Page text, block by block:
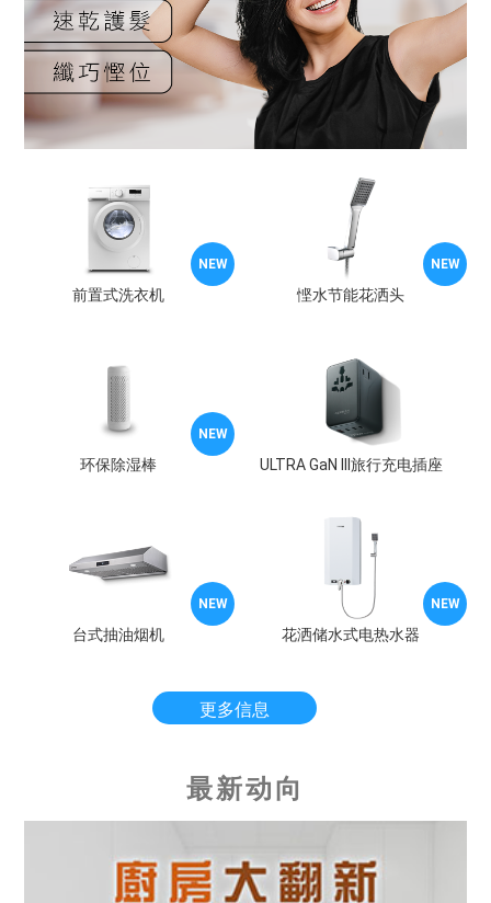
NEW
前置式洗衣机
NEW
悭水节能花洒头
NEW
环保除湿棒 ULTRA GaN III旅行充电插座
NEW
台式抽油烟机
NEW
花洒储水式电热水器
NEW
超薄台式抽油烟机
NEW
UVC等离子空气净化风扇
NEW
嵌入式单门雪柜 无线摺叠多向环迴扇
迷你韩式光波烧烤炉 花洒储水式电热水器
更多信息
最新动向